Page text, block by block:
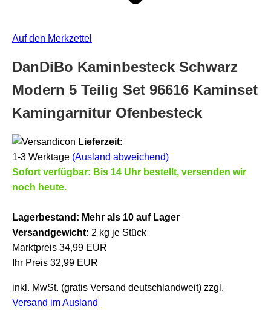
Auf den Merkzettel
DanDiBo Kaminbesteck Schwarz
Modern 5 Teilig Set 96616 Kaminset
Kamingarnitur Ofenbesteck
Lieferzeit:
1-3 Werktage (Ausland abweichend)
Sofort verfügbar: Bis 14 Uhr bestellt, versenden wir
noch heute.
Lagerbestand: Mehr als 10 auf Lager
Versandgewicht: 2 kg je Stück
Marktpreis 34,99 EUR
Ihr Preis 32,99 EUR
inkl. MwSt. (gratis Versand deutschlandweit) zzgl.
Versand im Ausland